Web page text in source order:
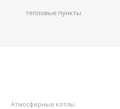
тепловые пункты
Атмосферные котлы